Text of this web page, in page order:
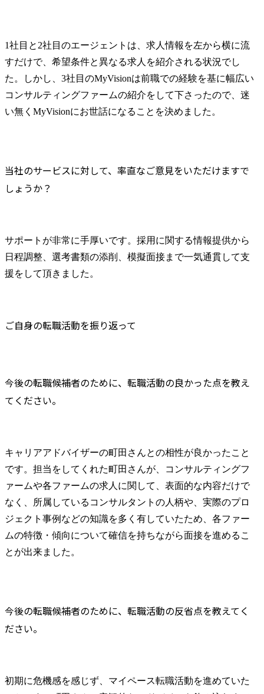
1社目と2社目のエージェントは、求人情報を左から横に流
すだけで、希望条件と異なる求人を紹介される状況でし
た。しかし、3社目のMyVisionは前職での経験を基に幅広い
コンサルティングファームの紹介をして下さったので、迷
い無くMyVisionにお世話になることを決めました。
当社のサービスに対して、率直なご意見をいただけますで
しょうか？
サポートが非常に手厚いです。採用に関する情報提供から
日程調整、選考書類の添削、模擬面接まで一気通貫して支
援をして頂きました。
ご自身の転職活動を振り返って
今後の転職候補者のために、転職活動の良かった点を教え
てください。
キャリアアドバイザーの町田さんとの相性が良かったこと
です。担当をしてくれた町田さんが、コンサルティングフ
ァームや各ファームの求人に関して、表面的な内容だけで
なく、所属しているコンサルタントの人柄や、実際のプロ
ジェクト事例などの知識を多く有していたため、各ファー
ムの特徴・傾向について確信を持ちながら面接を進めるこ
とが出来ました。
今後の転職候補者のために、転職活動の反省点を教えてく
ださい。
初期に危機感を感じず、マイペース転職活動を進めていた